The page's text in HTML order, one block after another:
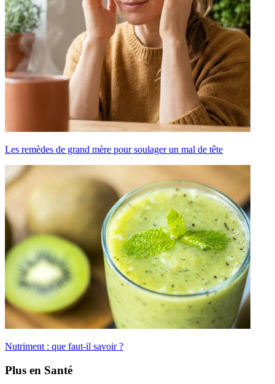
Les remèdes de grand mère pour soulager un mal de tête
Nutriment : que faut-il savoir ?
Plus en Santé